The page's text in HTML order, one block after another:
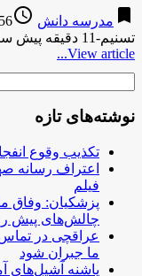
bookmark مدرسه دانش access_time
56 years ago
تسنیم-11 دقیقه پیش سایت خبری زندگی اندروید
View article...
نوشته‌های تازه
تکذیب وقوع
اعتراف رسانه
فیلم
پزشکیان: وفاق
چالش‌های پیش
عراقچی در تماس
ما جبران شود
پاشنه آشیل‌های